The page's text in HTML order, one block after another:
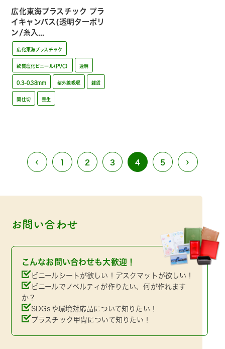
広化東海プラスチック プラ
イキャンバス(透明ターポリ
ン/糸入...
広化東海プラスチック
軟質塩化ビニール(PVC) 透明
0.3~0.38mm 紫外線吸収 雑貨
間仕切 養生
‹ 1 2 3 4 5 ›
お問い合わせ
こんなお問い合わせも大歓迎！
ビニールシートが欲しい！デスクマットが欲しい！
ビニールでノベルティが作りたい、何が作れます
か？
SDGsや環境対応品について知りたい！
プラスチック甲冑について知りたい！